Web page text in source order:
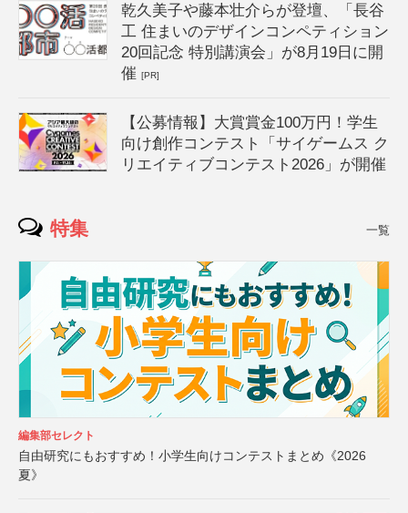
乾久美子や藤本壮介らが登壇、「長谷
工 住まいのデザインコンペティション
20回記念 特別講演会」が8月19日に開
催[PR]
【公募情報】大賞賞金100万円！学生
向け創作コンテスト「サイゲームス ク
リエイティブコンテスト2026」が開催
特集 一覧
編集部セレクト
自由研究にもおすすめ！小学生向けコンテストまとめ《2026
夏》